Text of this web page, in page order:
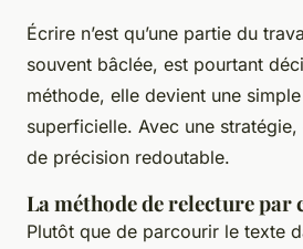
Écrire n’est qu’une partie du
souvent bâclée, est pourtant
méthode, elle devient une
superficielle. Avec une
de précision redoutable.
La méthode de relecture par
Plutôt que de parcourir le texte